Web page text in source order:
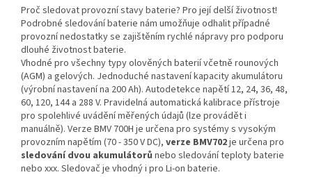
Proč sledovat provozní stavy baterie? Pro její delší životnost!
Podrobné sledování baterie nám umožňuje odhalit případné
provozní nedostatky se zajištěním rychlé nápravy pro podporu
dlouhé životnost baterie.
Vhodné pro všechny typy olověných baterií včetně rounových
(AGM) a gelových. Jednoduché nastavení kapacity akumulátoru
(výrobní nastavení na 200 Ah). Autodetekce napětí 12, 24, 36, 48,
60, 120, 144 a 288 V. Pravidelná automatická kalibrace přístroje
pro spolehlivé uvádění měřených údajů (lze provádět i
manuálně). Verze BMV 700H je určena pro systémy s vysokým
provozním napětím (70 - 350 V DC), verze BMV702je určena pro
sledování dvou akumulátorů nebo sledování teploty baterie
nebo xxx. Sledovač je vhodný i pro Li-on baterie.